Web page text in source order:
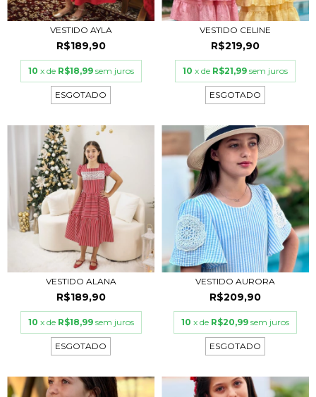
VESTIDO AYLA
R$189,90
10 x de R$18,99 sem juros
ESGOTADO
VESTIDO CELINE
R$219,90
10 x de R$21,99 sem juros
ESGOTADO
VESTIDO ALANA
R$189,90
10 x de R$18,99 sem juros
ESGOTADO
VESTIDO AURORA
R$209,90
10 x de R$20,99 sem juros
ESGOTADO